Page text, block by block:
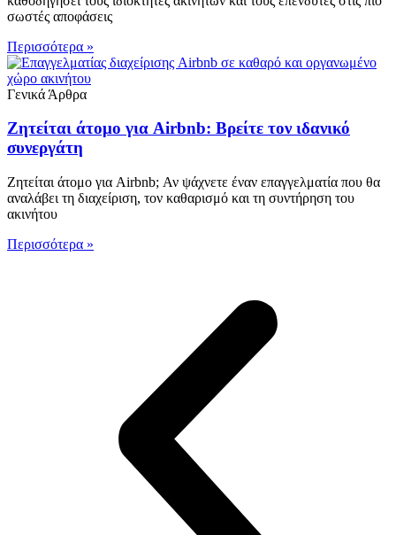
σωστές αποφάσεις
Περισσότερα »
Γενικά Άρθρα
Ζητείται άτομο για Airbnb: Βρείτε τον ιδανικό
συνεργάτη
Ζητείται άτομο για Airbnb; Αν ψάχνετε έναν επαγγελματία που θα
αναλάβει τη διαχείριση, τον καθαρισμό και τη συντήρηση του
ακινήτου
Περισσότερα »